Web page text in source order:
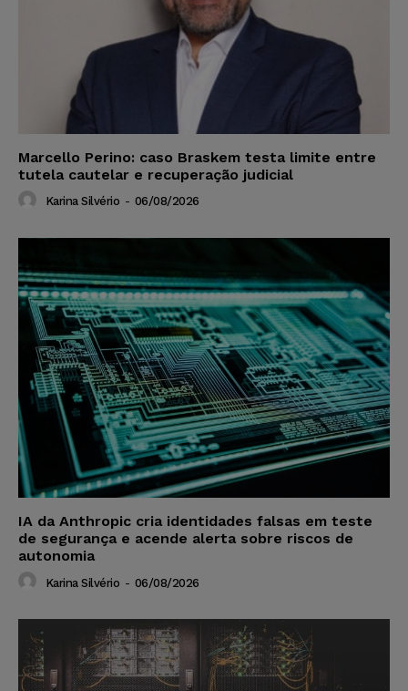
Marcello Perino: caso Braskem testa limite entre
tutela cautelar e recuperação judicial
Karina Silvério - 06/08/2026
IA da Anthropic cria identidades falsas em teste
de segurança e acende alerta sobre riscos de
autonomia
Karina Silvério - 06/08/2026